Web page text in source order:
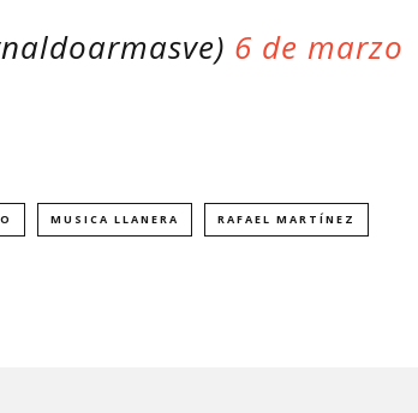
6 de marzo
MUSICA LLANERA RAFAEL MARTÍNEZ